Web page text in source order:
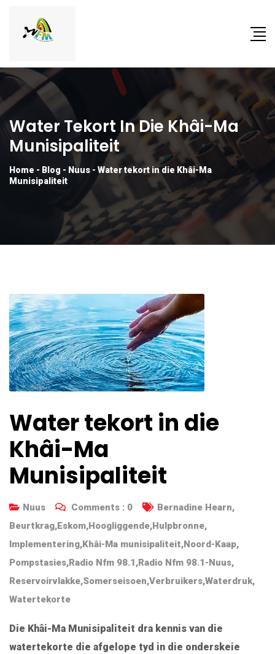
Water Tekort In Die Khâi-Ma
Munisipaliteit
Home - Blog - Nuus - Water tekort in die Khâi-Ma
Munisipaliteit
Water tekort in die
Khâi-Ma
Munisipaliteit
Nuus Comments : 0 Bernadine Hearn,
Beurtkrag,Eskom,Hoogliggende,Hulpbronne,
Implementering,Khâi-Ma munisipaliteit,Noord-Kaap,
Pompstasies,Radio Nfm 98.1,Radio Nfm 98.1-Nuus,
Reservoirvlakke,Somerseisoen,Verbruikers,Waterdruk,
Watertekorte
Die Khâi-Ma Munisipaliteit dra kennis van die
watertekorte die afgelope tyd in die onderskeie